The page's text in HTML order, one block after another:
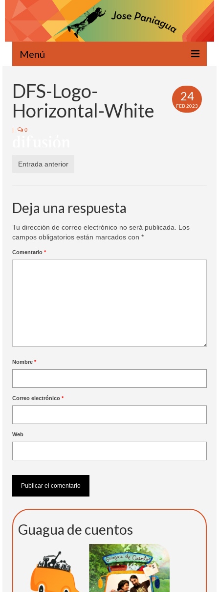
Menú
Novedades
Escrito
Proyectos
Agenda
Sobre mi
Contacto
24
FEB 2023
DFS-Logo-
Horizontal-White
| 0
Entrada anterior
Deja una respuesta
Tu dirección de correo electrónico no será publicada.
Los
campos obligatorios están marcados con *
Comentario *
Nombre *
Correo electrónico *
Web
Guagua de cuentos